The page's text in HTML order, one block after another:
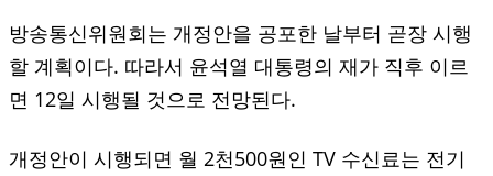
방송통신위원회는 개정안을 공포한 날부터 곧장 시행
할 계획이다. 따라서 윤석열 대통령의 재가 직후 이르
면 12일 시행될 것으로 전망된다.
개정안이 시행되면 월 2천500원인 TV 수신료는 전기